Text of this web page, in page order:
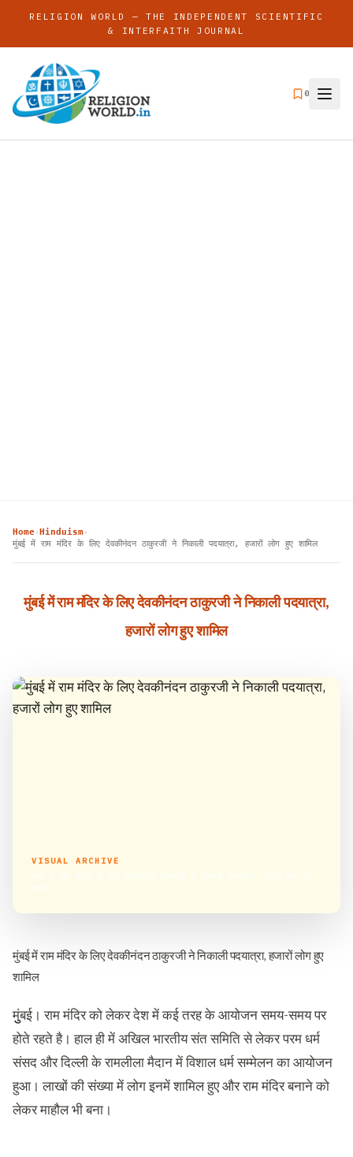
RELIGION WORLD — THE INDEPENDENT SCIENTIFIC
& INTERFAITH JOURNAL
0
Home› Hinduism›
मुंबई में राम मंदिर के लिए देवकीनंदन ठाकुरजी ने निकाली पदयात्रा, हजारों लोग हुए शामिल
मुंबई में राम मंदिर के लिए देवकीनंदन ठाकुरजी ने निकाली पदयात्रा,
हजारों लोग हुए शामिल
VISUAL ARCHIVE
मुंबई में राम मंदिर के लिए देवकीनंदन ठाकुरजी ने निकाली पदयात्रा, हजारों लोग हुए
शामिल
मुुंबई। राम मंदिर को लेकर देश में कई तरह के आयोजन समय-समय पर
होते रहते है। हाल ही में अखिल भारतीय संत समिति से लेकर परम धर्म
संसद और दिल्ली के रामलीला मैदान में विशाल धर्म सम्मेलन का आयोजन
हुआ। लाखों की संख्या में लोग इनमें शामिल हुए और राम मंदिर बनाने को
लेकर माहौल भी बना।